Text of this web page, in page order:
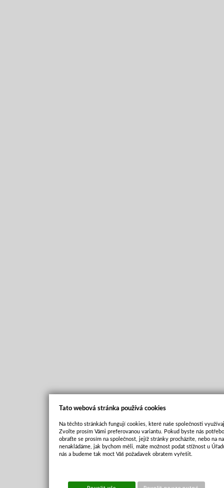
Tato webová stránka používá cookies
Na těchto stránkách fungují cookies, které naše společnosti
Zvolte prosím Vámi preferovanou variantu. Pokud byste nás
obraťte se prosím na společnost, jejíž stránky procházíte, nebo na
nenakládáme, jak bychom měli, máte možnost podat stížnost u
nás a budeme tak moct Váš požadavek obratem vyřešit.